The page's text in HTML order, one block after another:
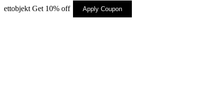
ettobjekt Get 10% off Apply Coupon